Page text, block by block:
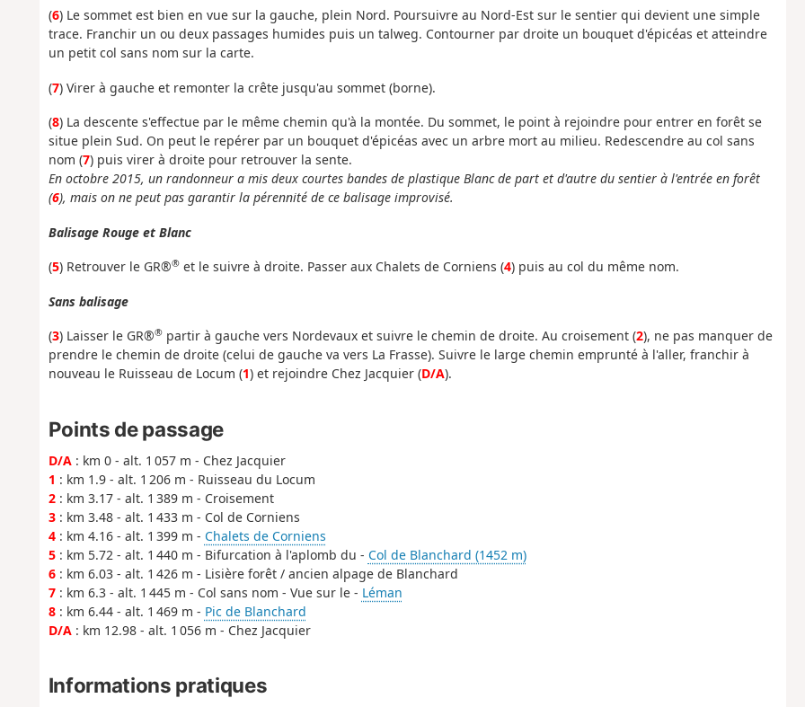
(6) Le sommet est bien en vue sur la gauche, plein Nord. Poursuivre au Nord-Est sur le sentier qui devient une simple
trace. Franchir un ou deux passages humides puis un talweg. Contourner par droite un bouquet d'épicéas et atteindre
un petit col sans nom sur la carte.
(7) Virer à gauche et remonter la crête jusqu'au sommet (borne).
(8) La descente s'effectue par le même chemin qu'à la montée. Du sommet, le point à rejoindre pour entrer en forêt se
situe plein Sud. On peut le repérer par un bouquet d'épicéas avec un arbre mort au milieu. Redescendre au col sans
nom (7) puis virer à droite pour retrouver la sente.
En octobre 2015, un randonneur a mis deux courtes bandes de plastique Blanc de part et d'autre du sentier à l'entrée en forêt
(6), mais on ne peut pas garantir la pérennité de ce balisage improvisé.
Balisage Rouge et Blanc
(5) Retrouver le GR®®et le suivre à droite. Passer aux Chalets de Corniens (4) puis au col du même nom.
Sans balisage
(3) Laisser le GR®®partir à gauche vers Nordevaux et suivre le chemin de droite. Au croisement (2), ne pas manquer de
prendre le chemin de droite (celui de gauche va vers La Frasse). Suivre le large chemin emprunté à l'aller, franchir à
nouveau le Ruisseau de Locum (1) et rejoindre Chez Jacquier (D/A).
Points de passage
D/A: km 0 - alt. 1 057 m - Chez Jacquier
1 : km 1.9 - alt. 1 206 m - Ruisseau du Locum
2: km 3.17 - alt. 1 389 m - Croisement
3: km 3.48 - alt. 1 433 m - Col de Corniens
4: km 4.16 - alt. 1 399 m - Chalets de Corniens
5: km 5.72 - alt. 1 440 m - Bifurcation à l'aplomb du - Col de Blanchard (1452 m)
6: km 6.03 - alt. 1 426 m - Lisière forêt / ancien alpage de Blanchard
7: km 6.3 - alt. 1 445 m - Col sans nom - Vue sur le - Léman
8: km 6.44 - alt. 1 469 m - Pic de Blanchard
D/A: km 12.98 - alt. 1 056 m - Chez Jacquier
Informations pratiques